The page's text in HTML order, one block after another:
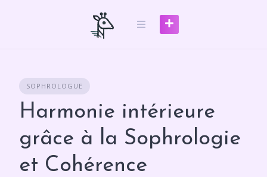
SOPHROLOGUE
Harmonie intérieure
grâce à la Sophrologie
et Cohérence